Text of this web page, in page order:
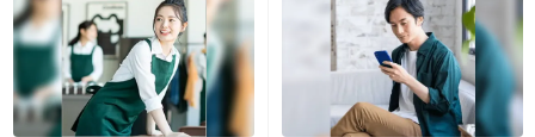
福山さんの声がもともと苦手だから、あんまり
リポートする声聞きたくないです
-11